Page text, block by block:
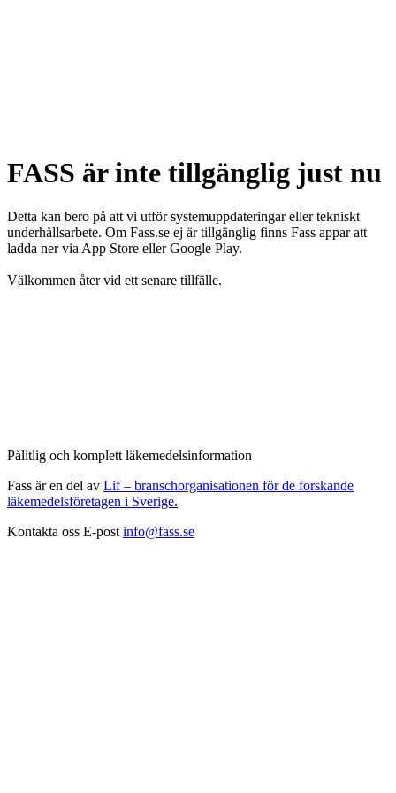
FASS är inte tillgänglig just nu
Detta kan bero på att vi utför systemuppdateringar eller tekniskt
underhållsarbete. Om Fass.se ej är tillgänglig finns Fass appar att
ladda ner via App Store eller Google Play.
Välkommen åter vid ett senare tillfälle.
Pålitlig och komplett läkemedelsinformation
Fass är en del av Lif – branschorganisationen för de forskande
läkemedelsföretagen i Sverige.
Kontakta oss E-post info@fass.se